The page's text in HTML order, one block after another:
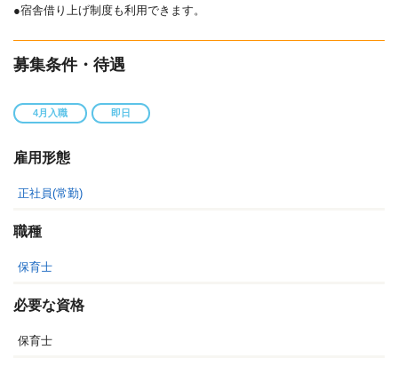
●宿舎借り上げ制度も利用できます。
募集条件・待遇
4月入職 即日
雇用形態
正社員(常勤)
職種
保育士
必要な資格
保育士